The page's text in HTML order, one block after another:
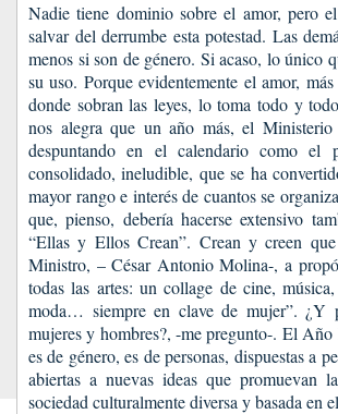
Nadie tiene dominio sobre el amor, pero
salvar del derrumbe esta potestad. Las
menos si son de género. Si acaso, lo único
su uso. Porque evidentemente el amor,
donde sobran las leyes, lo toma todo y
nos alegra que un año más, el
despuntando en el calendario como
consolidado, ineludible, que se ha
mayor rango e interés de cuantos se
que, pienso, debería hacerse extensivo
“Ellas y Ellos Crean”. Crean y creen
Ministro, – César Antonio Molina-, a
todas las artes: un collage de cine,
moda… siempre en clave de mujer”. ¿Y
mujeres y hombres?, -me pregunto-. El
es de género, es de personas, dispuestas a
abiertas a nuevas ideas que
sociedad culturalmente diversa y basada en